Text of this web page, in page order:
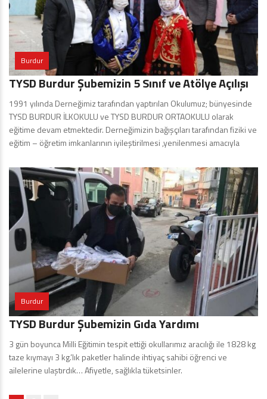
Burdur
TYSD Burdur Şubemizin 5 Sınıf ve Atölye Açılışı
1991 yılında Derneğimiz tarafından yaptırılan Okulumuz; bünyesinde
TYSD BURDUR İLKOKULU ve TYSD BURDUR ORTAOKULU olarak
eğitime devam etmektedir. Derneğimizin bağışçıları tarafından fiziki ve
eğitim – öğretim imkanlarının iyileştirilmesi ,yenilenmesi amacıyla
Burdur
TYSD Burdur Şubemizin Gıda Yardımı
3 gün boyunca Milli Eğitimin tespit ettiği okullarımız aracılığı ile 1828 kg
taze kıymayı 3 kg.’lık paketler halinde ihtiyaç sahibi öğrenci ve
ailelerine ulaştırdık… Afiyetle, sağlıkla tüketsinler.